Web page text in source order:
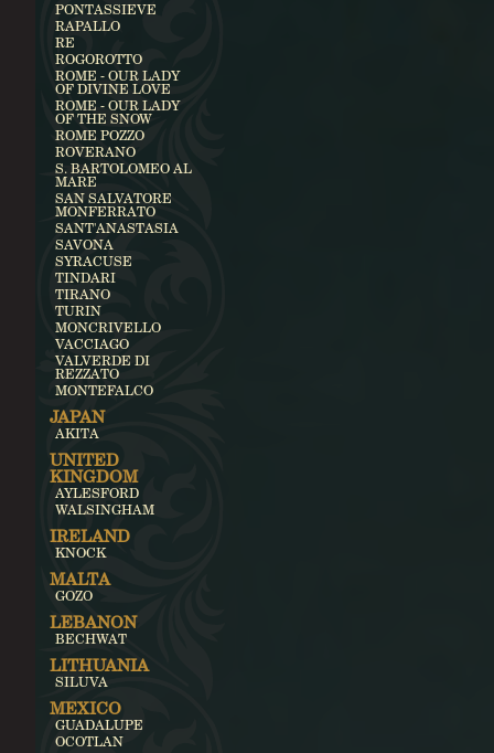
PONTASSIEVE
RAPALLO
RE
ROGOROTTO
ROME - OUR LADY
OF DIVINE LOVE
ROME - OUR LADY
OF THE SNOW
ROME POZZO
ROVERANO
S. BARTOLOMEO AL
MARE
SAN SALVATORE
MONFERRATO
SANT'ANASTASIA
SAVONA
SYRACUSE
TINDARI
TIRANO
TURIN
MONCRIVELLO
VACCIAGO
VALVERDE DI
REZZATO
MONTEFALCO
JAPAN
AKITA
UNITED
KINGDOM
AYLESFORD
WALSINGHAM
IRELAND
KNOCK
MALTA
GOZO
LEBANON
BECHWAT
LITHUANIA
SILUVA
MEXICO
GUADALUPE
OCOTLAN